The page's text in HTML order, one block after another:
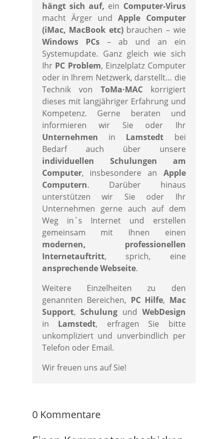
hängt sich auf, ein Computer-Virus
macht Ärger undApple Computer
(iMac, MacBook etc)brauchen – wie
Windows PCs– ab und an ein
Systemupdate. Ganz gleich wie sich
Ihr PC Problem, Einzelplatz Computer
oder in Ihrem Netzwerk, darstellt… die
Technik von ToMa·MACkorrigiert
dieses mit langjähriger Erfahrung und
Kompetenz. Gerne beraten und
informieren wir Sie oder Ihr
Unternehmen in Lamstedt bei
Bedarf auch über unsere
individuellen Schulungen am
Computer, insbesondere an Apple
Computern. Darüber hinaus
unterstützen wir Sie oder Ihr
Unternehmen gerne auch auf dem
Weg in´s Internet und erstellen
gemeinsam mit Ihnen einen
modernen, professionellen
Internetauftritt, sprich, eine
ansprechende Webseite.
Weitere Einzelheiten zu den
genannten Bereichen, PC Hilfe, Mac
Support,Schulung und WebDesign
in Lamstedt, erfragen Sie bitte
unkompliziert und unverbindlich per
Telefon oder Email.
Wir freuen uns auf Sie!
0 Kommentare